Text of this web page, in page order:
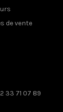
de vente
33 71 07 89